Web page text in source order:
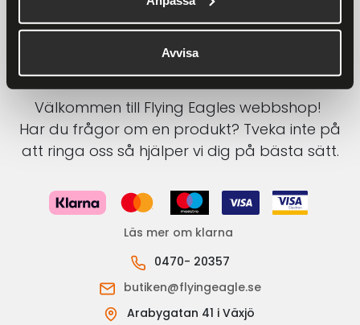
Avvisa
Välkommen till Flying Eagles webbshop!
Har du frågor om en produkt? Tveka inte på
att ringa oss så hjälper vi dig på bästa sätt.
Läs mer om klarna
0470- 20357
butiken@flyingeagle.se
Arabygatan 41 i Växjö